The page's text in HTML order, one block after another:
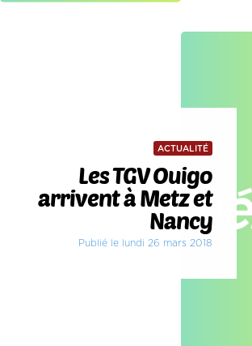
ACTUALITÉ
Les TGV Ouigo
arrivent à Metz et
Nancy
Publié le lundi 26 mars 2018